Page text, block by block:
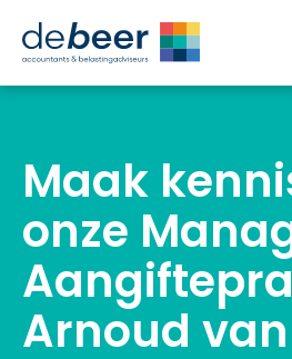
naar
inhoud
Maak
onze
Arnoud